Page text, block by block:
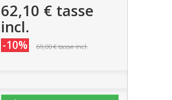
62,10 € tasse
incl.
-10% 69,00 €tasse incl.